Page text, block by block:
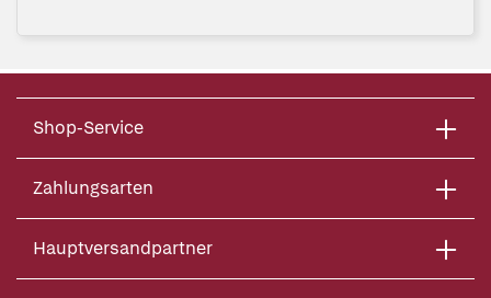
Shop-Service
Zahlungsarten
Hauptversandpartner